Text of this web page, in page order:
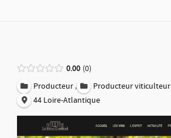
0.00 0
Producteur ,
Producteur viticulteur
44 Loire-Atlantique